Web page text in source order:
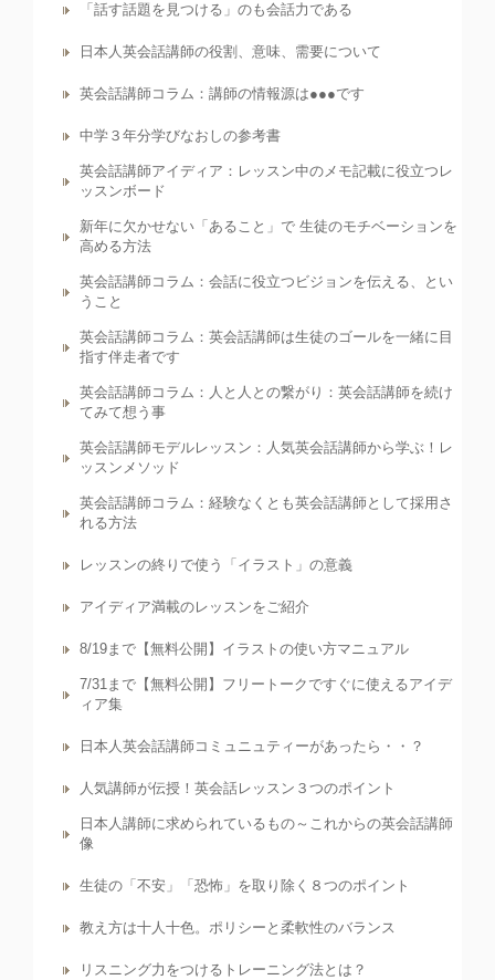
「話す話題を見つける」のも会話力である
日本人英会話講師の役割、意味、需要について
英会話講師コラム：講師の情報源は●●●です
中学３年分学びなおしの参考書
英会話講師アイディア：レッスン中のメモ記載に役立つレ
ッスンボード
新年に欠かせない「あること」で 生徒のモチベーションを
高める方法
英会話講師コラム：会話に役立つビジョンを伝える、とい
うこと
英会話講師コラム：英会話講師は生徒のゴールを一緒に目
指す伴走者です
英会話講師コラム：人と人との繋がり：英会話講師を続け
てみて想う事
英会話講師モデルレッスン：人気英会話講師から学ぶ！レ
ッスンメソッド
英会話講師コラム：経験なくとも英会話講師として採用さ
れる方法
レッスンの終りで使う「イラスト」の意義
アイディア満載のレッスンをご紹介
8/19まで【無料公開】イラストの使い方マニュアル
7/31まで【無料公開】フリートークですぐに使えるアイデ
ィア集
日本人英会話講師コミュニュティーがあったら・・？
人気講師が伝授！英会話レッスン３つのポイント
日本人講師に求められているもの～これからの英会話講師
像
生徒の「不安」「恐怖」を取り除く８つのポイント
教え方は十人十色。ポリシーと柔軟性のバランス
リスニング力をつけるトレーニング法とは？